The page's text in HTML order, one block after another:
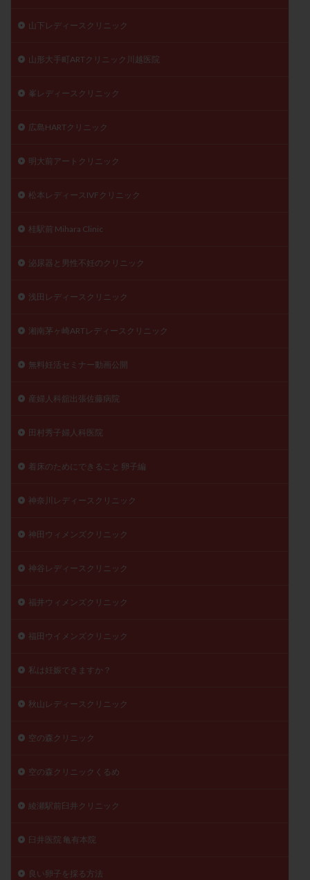
山下レディースクリニック
山形大手町ARTクリニック川越医院
峯レディースクリニック
広島HARTクリニック
明大前アートクリニック
松本レディースIVFクリニック
桂駅前 Mihara Clinic
泌尿器と男性不妊のクリニック
浅田レディースクリニック
湘南茅ヶ崎ARTレディースクリニック
無料妊活セミナー動画公開
産婦人科舘出張佐藤病院
田村秀子婦人科医院
着床のためにできること 卵子編
神奈川レディースクリニック
神田ウィメンズクリニック
神谷レディースクリニック
福井ウィメンズクリニック
福田ウイメンズクリニック
私は妊娠できますか？
秋山レディースクリニック
空の森クリニック
空の森クリニックくるめ
綾瀬駅前臼井クリニック
臼井医院 亀有本院
良い卵子を採る方法